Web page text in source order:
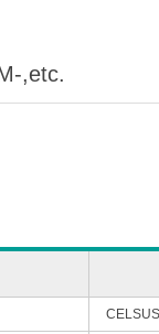
,etc.
CELSUS